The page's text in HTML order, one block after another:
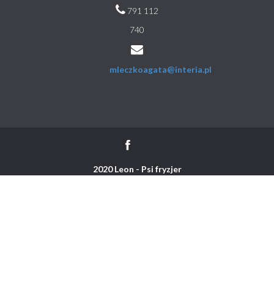
791 112
740
mleczkoagata@interia.pl
2020 Leon - Psi fryzjer